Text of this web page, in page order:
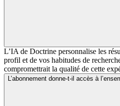
L’IA de Doctrine personnalise les
profil et de vos habitudes de
compromettrait la qualité de cette
L’abonnement donne-t-il accès à